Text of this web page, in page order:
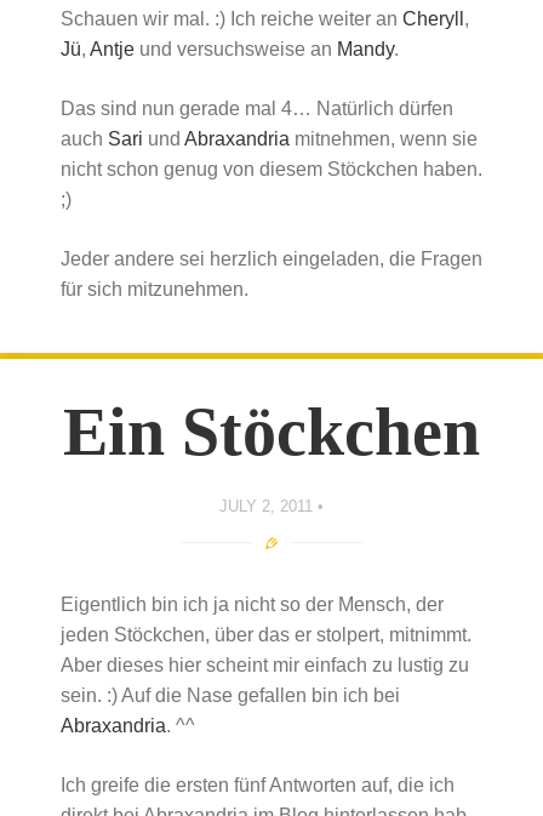
Schauen wir mal. :) Ich reiche weiter an Cheryll ,
Jü, Antje und versuchsweise an Mandy.
Das sind nun gerade mal 4… Natürlich dürfen
auch Sari und Abraxandria mitnehmen, wenn sie
nicht schon genug von diesem Stöckchen haben.
;)
Jeder andere sei herzlich eingeladen, die Fragen
für sich mitzunehmen.
Ein Stöckchen
JULY 2, 2011
Eigentlich bin ich ja nicht so der Mensch, der
jeden Stöckchen, über das er stolpert, mitnimmt.
Aber dieses hier scheint mir einfach zu lustig zu
sein. :) Auf die Nase gefallen bin ich bei
Abraxandria. ^^
Ich greife die ersten fünf Antworten auf, die ich